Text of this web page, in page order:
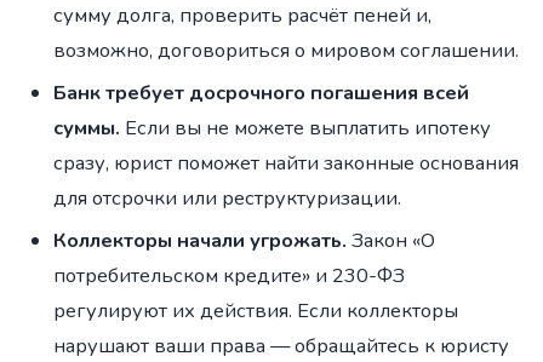
сумму долга, проверить расчёт пеней и,
возможно, договориться о мировом соглашении.
Банк требует досрочного погашения всей
суммы. Если вы не можете выплатить ипотеку
сразу, юрист поможет найти законные основания
для отсрочки или реструктуризации.
Коллекторы начали угрожать. Закон «О
потребительском кредите» и 230-ФЗ
регулируют их действия. Если коллекторы
нарушают ваши права — обращайтесь к юристу